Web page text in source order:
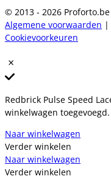
© 2013 - 2026
Algemene voorwaarden |
Cookievoorkeuren
Redbrick Pulse Speed
winkelwagen toegevoegd.
Naar winkelwagen
Verder winkelen
Naar winkelwagen
Verder winkelen